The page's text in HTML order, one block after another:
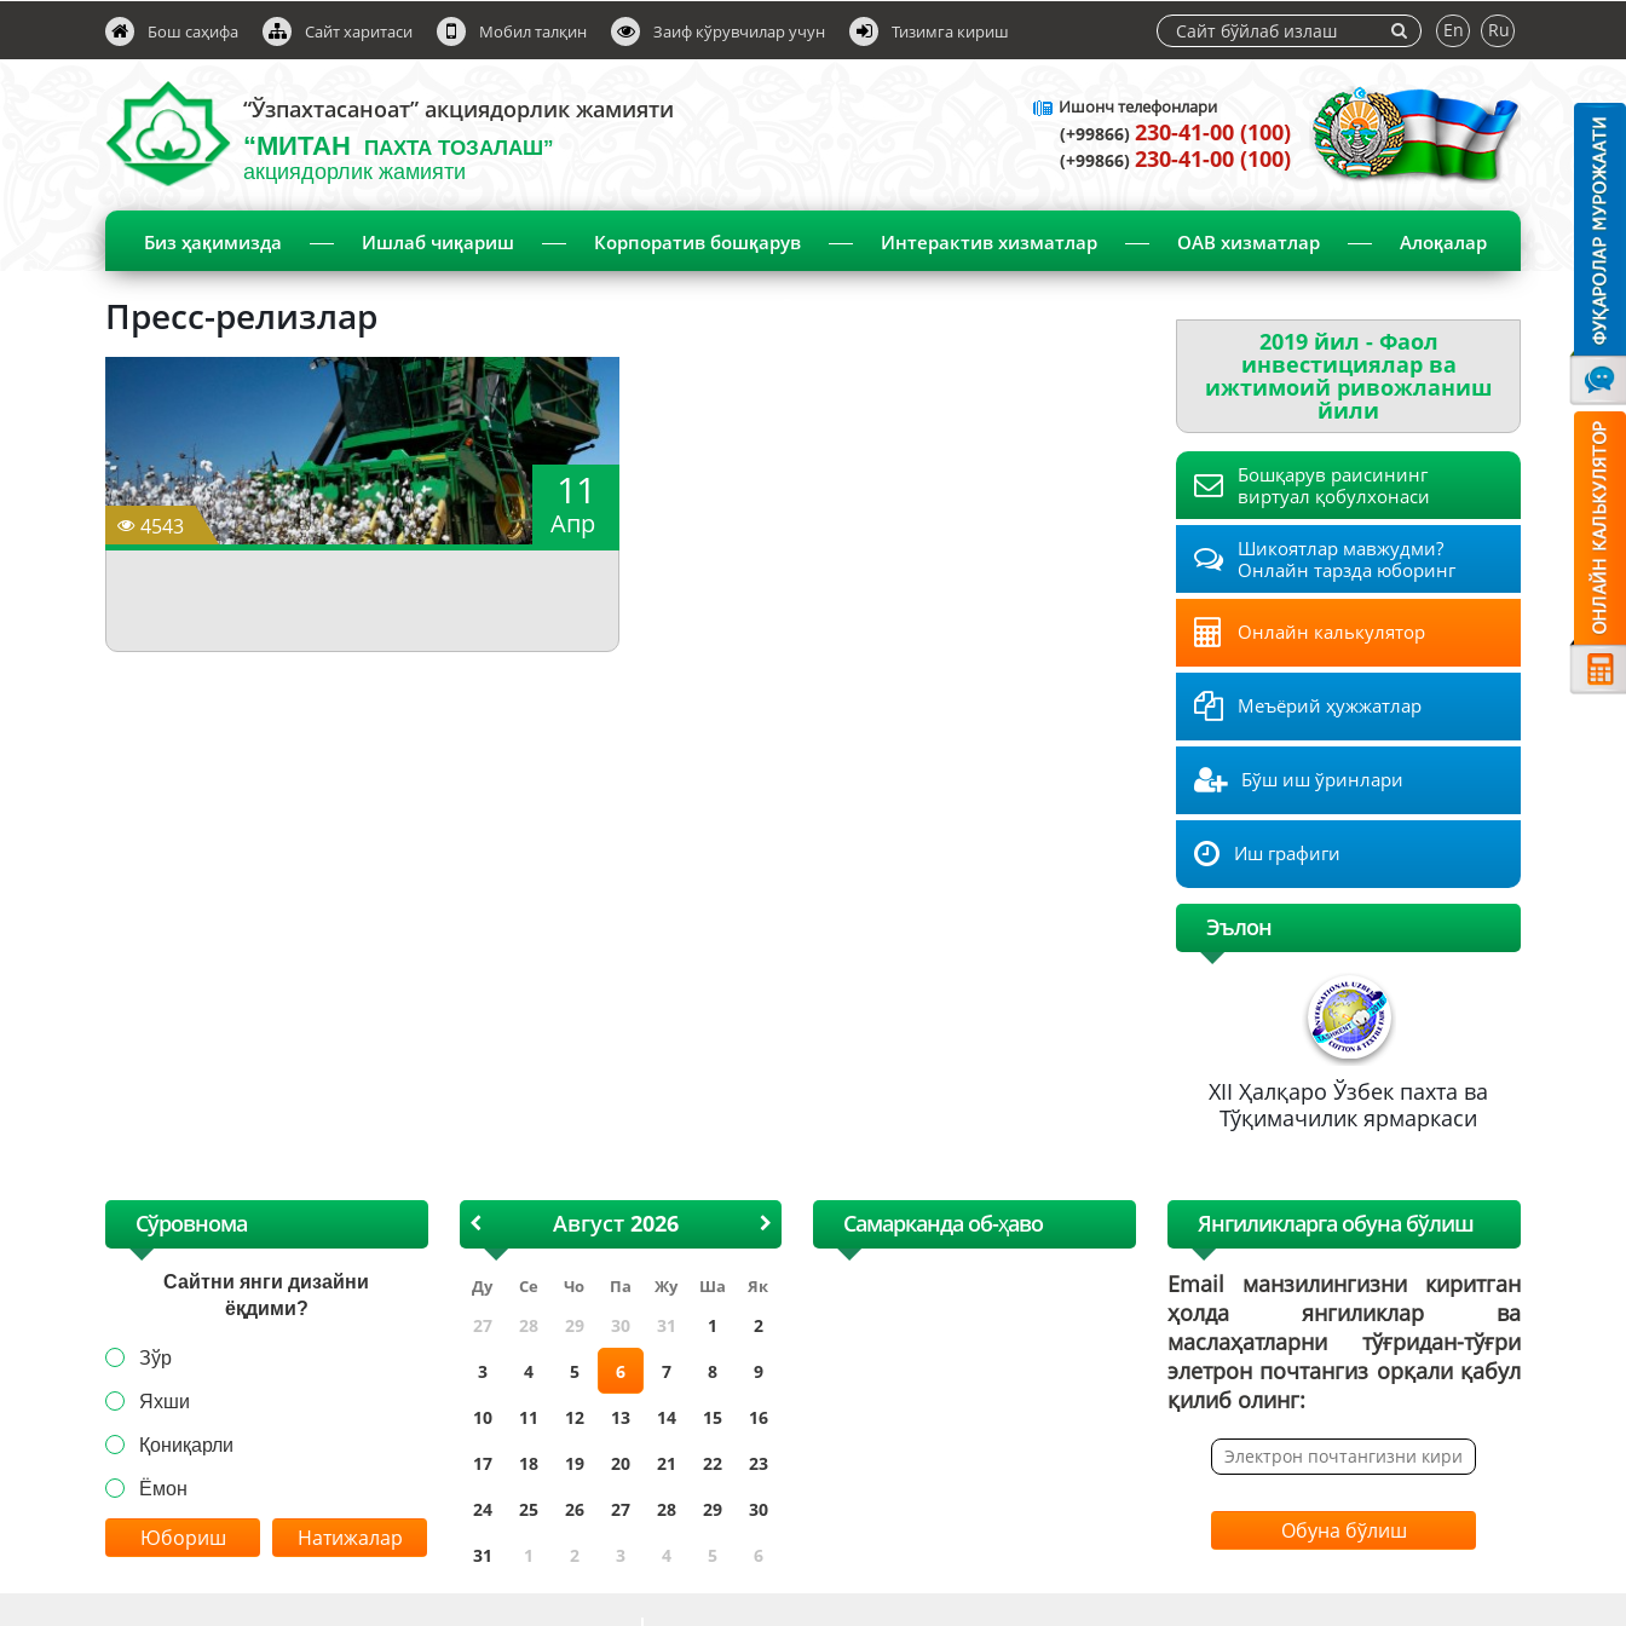
Бош саҳифа Сайт харитаси Мобил талқин Заиф кўрувчилар учун Тизимга кириш En Ru
“Ўзпахтасаноат” акциядорлик жамияти
“МИТАН ПАХТА ТОЗАЛАШ”
акциядорлик жамияти
Ишонч телефонлари
(+99866) 230-41-00 (100)
(+99866) 230-41-00 (100)
Биз ҳақимизда Ишлаб чиқариш Корпоратив бошқарув Интерактив хизматлар ОАВ хизматлар Алоқалар
Пресс-релизлар
4543
11
Апр
2019 йил - Фаол
инвестициялар ва
ижтимоий ривожланиш
йили
Бошқарув раисининг
виртуал қобулхонаси
Шикоятлар мавжудми?
Онлайн тарзда юборинг
Онлайн калькулятор
Меъёрий ҳужжатлар
Бўш иш ўринлари
Иш графиги
Эълон
XII Ҳалқаро Ўзбек пахта ва
Тўқимачилик ярмаркаси
Сўровнома
Сайтни янги дизайни
ёқдими?
Зўр
Яхши
Қониқарли
Ёмон
Натижалар
Август
Ду Се Чо Па Жу Ша Як
27 28 29 30 31 1
2
3
4 5 6 7 8
9
10
11 12 13 14 15
16
17
18 19 20 21 22
23
24
25 26 27 28 29
30
31
1 2 3 4 5 6
Самарканда об-ҳаво Янгиликларга обуна бўлиш
Email манзилингизни киритган
ҳолда янгиликлар ва
маслаҳатларни тўғридан-тўғри
элетрон почтангиз орқали қабул
қилиб олинг:
Обуна бўлиш